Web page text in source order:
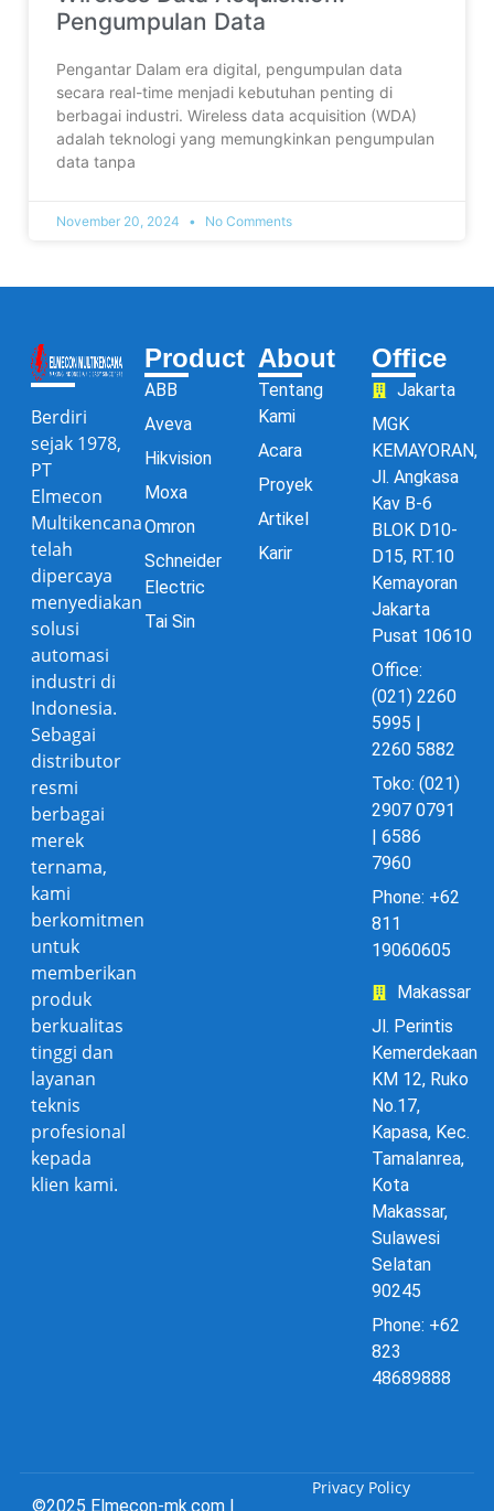
Pengumpulan Data
Pengantar Dalam era digital, pengumpulan data
secara real-time menjadi kebutuhan penting di
berbagai industri. Wireless data acquisition (WDA)
adalah teknologi yang memungkinkan pengumpulan
data tanpa
November 20, 2024 No Comments
Berdiri
sejak 1978,
PT
Elmecon
Multikencana
telah
dipercaya
menyediakan
solusi
automasi
industri di
Indonesia.
Sebagai
distributor
resmi
berbagai
merek
ternama,
kami
berkomitmen
untuk
memberikan
produk
berkualitas
tinggi dan
layanan
teknis
profesional
kepada
klien kami.
Product
ABB
Aveva
Hikvision
Moxa
Omron
Schneider
Electric
Tai Sin
About
Tentang
Kami
Acara
Proyek
Artikel
Karir
Office
Jakarta
MGK
KEMAYORAN,
Jl. Angkasa
Kav B-6
BLOK D10-
D15, RT.10
Kemayoran
Jakarta
Pusat 10610
Office:
(021) 2260
5995 |
2260 5882
Toko: (021)
2907 0791
| 6586
7960
Phone: +62
811
19060605
Makassar
Jl. Perintis
Kemerdekaan
KM 12, Ruko
No.17,
Kapasa, Kec.
Tamalanrea,
Kota
Makassar,
Sulawesi
Selatan
90245
Phone: +62
823
48689888
©2025 Elmecon-mk.com |
Privacy Policy